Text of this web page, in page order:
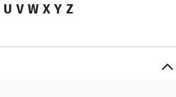
U V W X Y Z